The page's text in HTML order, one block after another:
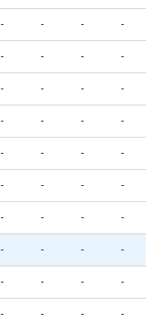
- - - -
- - - -
- - - -
- - - -
- - - -
- - - -
- - - -
- - - -
- - - -
- - - -